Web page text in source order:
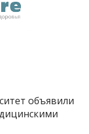
объявили